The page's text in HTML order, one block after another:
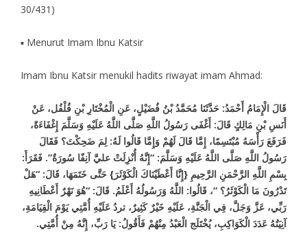
30/431)
▪ Menurut Imam Ibnu Katsir
Imam Ibnu Katsir menukil hadits riwayat imam Ahmad:
قَالَ الْإِمَامُ أَحْمَدُ: حَدَّثَنَا مُحَمَّدُ بْنُ فُضَيْلٍ، عَنِ الْمُخْتَارِ بْنِ فُلْفُل، عَنْ
أَنَسِ بْنِ مَالِكٍ قَالَ: أَغْفَى رَسُولُ اللَّهِ صَلَّى اللَّهُ عَلَيْهِ وَسَلَّمَ إِغْفَاءَةً،
فَرَفَعَ رَأْسَهُ مُبْتَسِمًا، إِمَّا قَالَ لَهُمْ وَإِمَّا قَالُوا لَهُ: لِمَ ضَحِكْتَ؟ فَقَالَ
رَسُولُ اللَّهِ صَلَّى اللَّهُ عَلَيْهِ وَسَلَّمَ: “إِنَّهُ أُنْزِلَتْ عليَّ آنِفًا سُورَةٌ”. فَقَرَأَ:
بِسْمِ اللَّهِ الرَّحْمَنِ الرَّحِيمِ {إِنَّا أَعْطَيْنَاكَ الْكَوْثَرَ} حَتَّى خَتَمَهَا، قَالَ: “هَلْ
تَدْرُونَ مَا الْكَوْثَرُ؟ “، قَالُوا: اللَّهُ وَرَسُولُهُ أَعْلَمُ. قَالَ: “هُوَ نَهْرٌ أَعْطَانِيهِ
رَبِّي، عَزَّ وَجَلَّ، فِي الْجَنَّةِ، عَلَيْهِ خَيْرٌ كَثِيرٌ، تردُ عَلَيْهِ أُمَّتِي يَوْمَ الْقِيَامَةِ،
آنِيَتُهُ عَدَدَ الْكَوَاكِبِ، يُخْتَلَج الْعَبْدُ مِنْهُمْ فَأَقُولُ: يَا رَبِّ، إِنَّهُ مِنْ أُمَّتِي.